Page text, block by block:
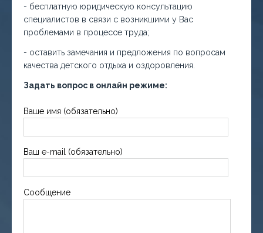
- бесплатную юридическую консультацию
специалистов в связи с возникшими у Вас
проблемами в процессе труда;
- оставить замечания и предложения по вопросам
качества детского отдыха и оздоровления.
Задать вопрос в онлайн режиме:
Ваше имя (обязательно)
Ваш e-mail (обязательно)
Сообщение